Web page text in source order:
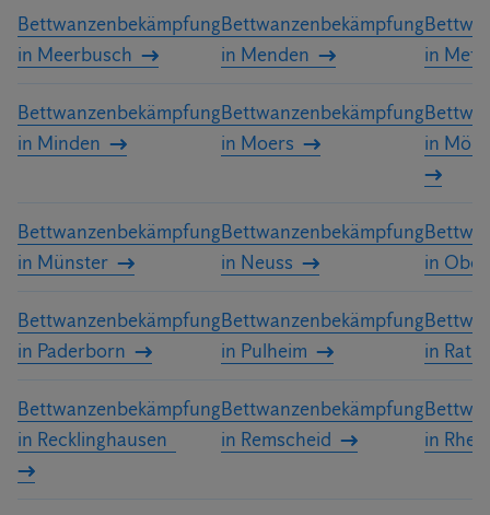
Bettwanzenbekämpfung
in Meerbusch
Bettwanzenbekämpfung
in Menden
in
Bettwanzenbekämpfung
in Minden
Bettwanzenbekämpfung
in Moers
in
Bettwanzenbekämpfung
in Münster
Bettwanzenbekämpfung
in Neuss
in
Bettwanzenbekämpfung
in Paderborn
Bettwanzenbekämpfung
in Pulheim
in
Bettwanzenbekämpfung
in Recklinghausen
Bettwanzenbekämpfung
in Remscheid
in